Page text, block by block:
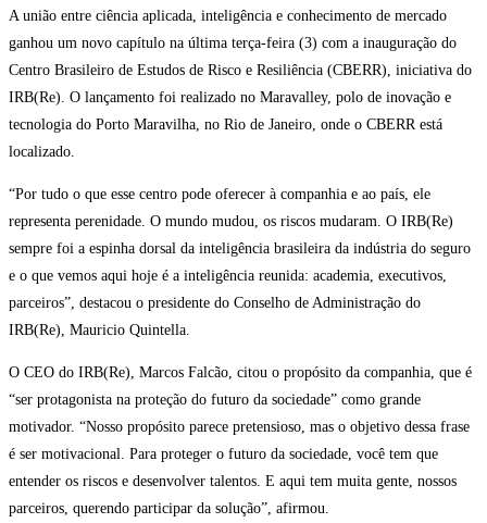
A união entre ciência aplicada, inteligência e conhecimento de mercado
ganhou um novo capítulo na última terça-feira (3) com a inauguração do
Centro Brasileiro de Estudos de Risco e Resiliência (CBERR), iniciativa do
IRB(Re). O lançamento foi realizado no Maravalley, polo de inovação e
tecnologia do Porto Maravilha, no Rio de Janeiro, onde o CBERR está
localizado.
“Por tudo o que esse centro pode oferecer à companhia e ao país, ele
representa perenidade. O mundo mudou, os riscos mudaram. O IRB(Re)
sempre foi a espinha dorsal da inteligência brasileira da indústria do seguro
e o que vemos aqui hoje é a inteligência reunida: academia, executivos,
parceiros”, destacou o presidente do Conselho de Administração do
IRB(Re), Mauricio Quintella.
O CEO do IRB(Re), Marcos Falcão, citou o propósito da companhia, que é
“ser protagonista na proteção do futuro da sociedade” como grande
motivador. “Nosso propósito parece pretensioso, mas o objetivo dessa frase
é ser motivacional. Para proteger o futuro da sociedade, você tem que
entender os riscos e desenvolver talentos. E aqui tem muita gente, nossos
parceiros, querendo participar da solução”, afirmou.